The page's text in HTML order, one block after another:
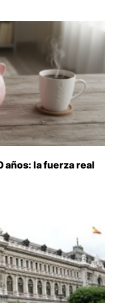
la fuerza real